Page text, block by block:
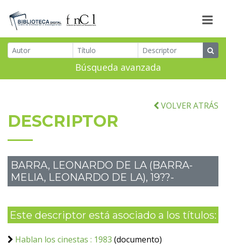
Búsqueda avanzada
VOLVER ATRÁS
DESCRIPTOR
BARRA, LEONARDO DE LA (BARRA-
MELIA, LEONARDO DE LA), 19??-
Este descriptor está asociado a los títulos:
Hablan los cinestas : 1983 (documento)